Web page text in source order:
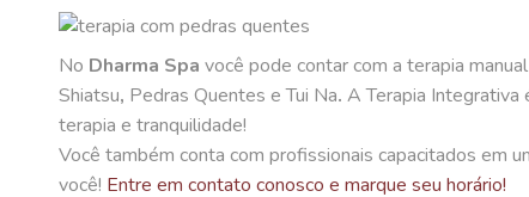
No Dharma Spa você pode contar com a terapia
Shiatsu, Pedras Quentes e Tui Na. A Terapia Integrativa
terapia e tranquilidade!
Você também conta com profissionais capacitados em
você! Entre em contato conosco e marque seu horário!